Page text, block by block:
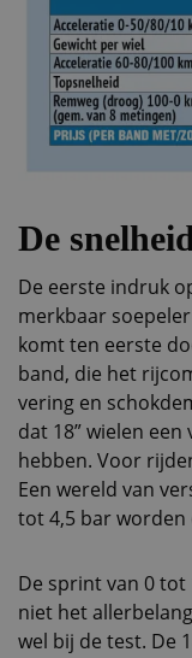
De
De eerste indruk
merkbaar
komt ten eerste
band, die het
vering en
dat 18” wielen
hebben. Voor
Een wereld van
tot 4,5 bar
De sprint van 0
niet het
wel bij de test. De